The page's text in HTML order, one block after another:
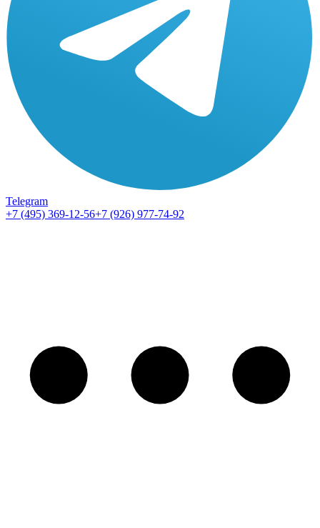
Telegram
+7 (495) 369-12-56+7 (926) 977-74-92